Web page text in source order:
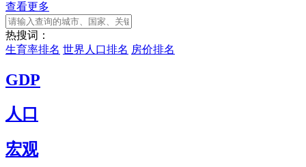
查看更多
热搜词：
生育率排名 世界人口排名 房价排名
GDP
人口
宏观